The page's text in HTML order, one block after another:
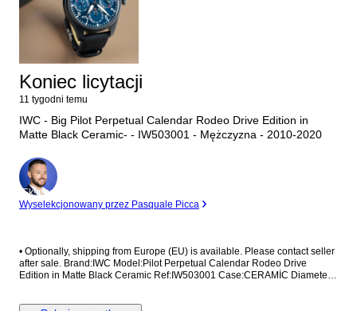
Koniec licytacji
11 tygodni temu
IWC - Big Pilot Perpetual Calendar Rodeo Drive Edition in
Matte Black Ceramic- - IW503001 - Mężczyzna - 2010-2020
Ekspert
Wyselekcjonowany przez Pasquale Picca
•⁠ ⁠Optionally, shipping from Europe (EU) is available. Please contact seller
after sale. Brand:IWC Model:Pilot Perpetual Calendar Rodeo Drive
Edition in Matte Black Ceramic Ref:IW503001 Case:CERAMİC Diameter: